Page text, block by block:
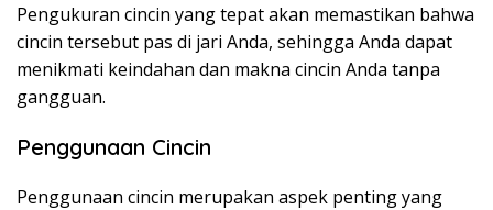
Pengukuran cincin yang tepat akan memastikan bahwa
cincin tersebut pas di jari Anda, sehingga Anda dapat
menikmati keindahan dan makna cincin Anda tanpa
gangguan.
Penggunaan Cincin
Penggunaan cincin merupakan aspek penting yang